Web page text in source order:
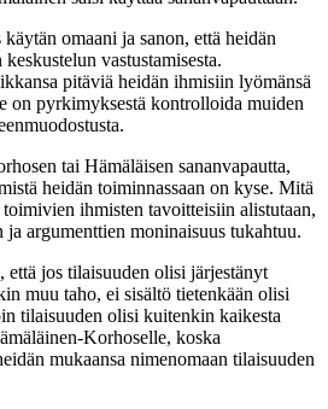
omaani ja sanon, että heidän
vastustamisesta.
pitäviä heidän ihmisiin lyömänsä
on pyrkimyksestä kontrolloida muiden
tai Hämäläisen sananvapautta,
heidän toiminnassaan on kyse. Mitä
ihmisten tavoitteisiin alistutaan,
ja argumenttien moninaisuus tukahtuu.
jos tilaisuuden olisi järjestänyt
muu taho, ei sisältö tietenkään olisi
tilaisuuden olisi kuitenkin kaikesta
Korhoselle, koska
mukaansa nimenomaan tilaisuuden